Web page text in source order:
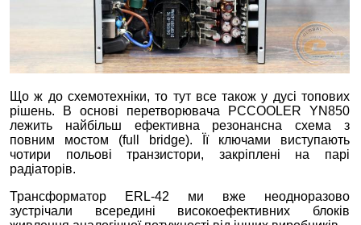
Що ж до схемотехніки, то тут все також у дусі топових
рішень. В основі перетворювача PCCOOLER YN850
лежить найбільш ефективна резонансна схема з
повним мостом (full bridge). Її ключами виступають
чотири польові транзистори, закріплені на парі
радіаторів.
Трансформатор ERL-42 ми вже неодноразово
зустрічали всередині високоефективних блоків